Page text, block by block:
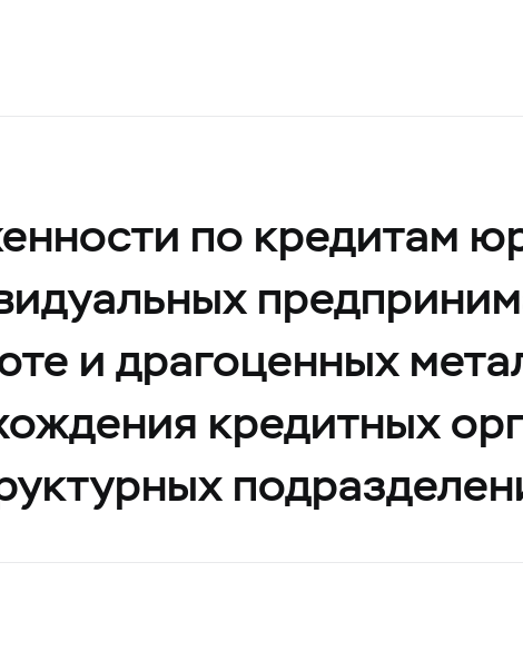
по кредитам
и драгоценных
кредитных